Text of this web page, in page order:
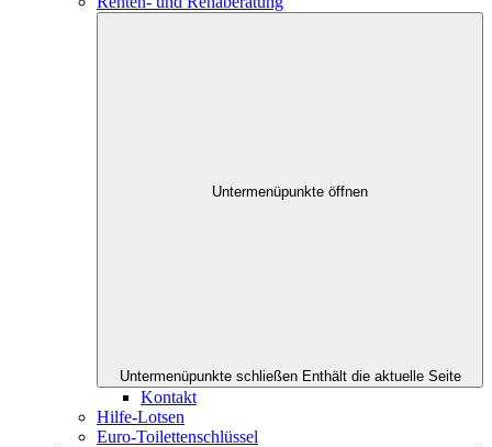
Untermenüpunkte öffnen
Untermenüpunkte schließen Enthält die aktuelle Seite
Kontakt
Hilfe-Lotsen
Euro-Toilettenschlüssel